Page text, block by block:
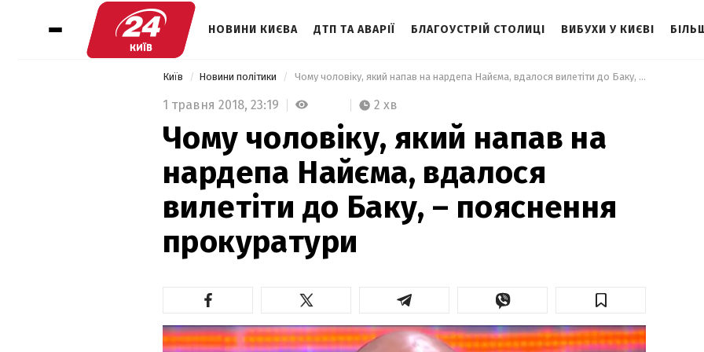
НОВИНИ КИЄВА ДТП ТА АВАРІЇ БЛАГОУСТРІЙ СТОЛИЦІ ВИБУХИ У КИЄВІ
Київ Новини політики Чому чоловіку, який напав на нардепа Найєма, вдалося вилетіти до Баку, – пояснення прокуратури
1 травня 2018, 23:19 2 хв
Чому чоловіку, який напав на
нардепа Найєма, вдалося
вилетіти до Баку, – пояснення
прокуратури